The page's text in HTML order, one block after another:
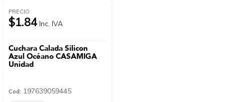
PRECIO
$1.84 Inc. IVA
Cuchara Calada Silicon
Azul Océano CASAMIGA
Unidad
Cod: 197639059445